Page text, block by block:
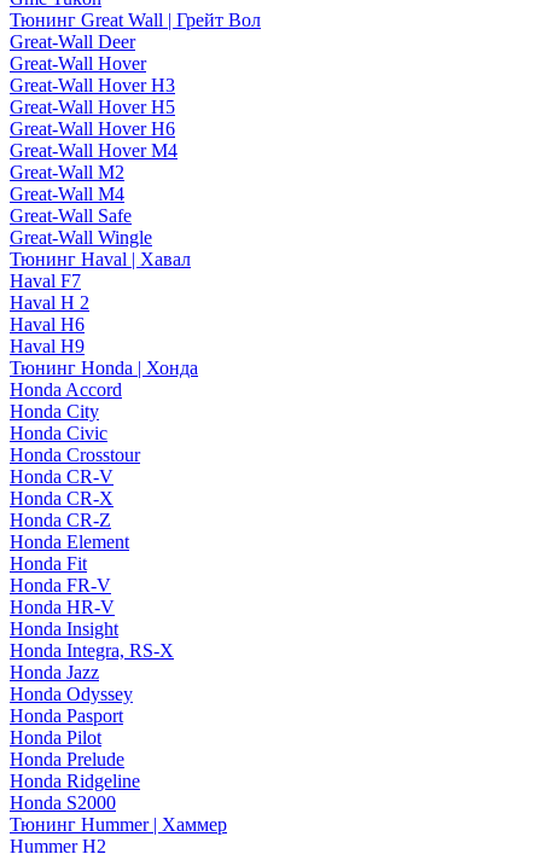
Тюнинг Great Wall | Грейт Вол
Great-Wall Deer
Great-Wall Hover
Great-Wall Hover H3
Great-Wall Hover H5
Great-Wall Hover H6
Great-Wall Hover M4
Great-Wall M2
Great-Wall M4
Great-Wall Safe
Great-Wall Wingle
Тюнинг Haval | Хавал
Haval F7
Haval H 2
Haval H6
Haval H9
Тюнинг Honda | Хонда
Honda Accord
Honda City
Honda Civic
Honda Crosstour
Honda CR-V
Honda CR-X
Honda CR-Z
Honda Element
Honda Fit
Honda FR-V
Honda HR-V
Honda Insight
Honda Integra, RS-X
Honda Jazz
Honda Odyssey
Honda Pasport
Honda Pilot
Honda Prelude
Honda Ridgeline
Honda S2000
Тюнинг Hummer | Хаммер
Hummer H2